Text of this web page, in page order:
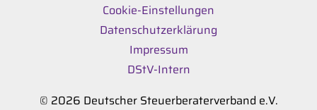
Cookie-Einstellungen
Datenschutzerklärung
Impressum
DStV-Intern
© 2026 Deutscher Steuerberaterverband e.V.